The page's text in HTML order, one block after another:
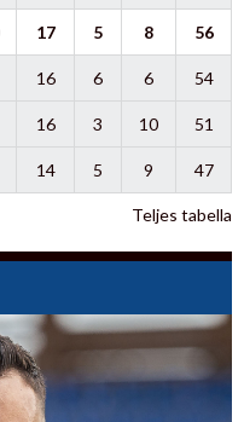
17 5 8 56
16 6 6 54
16 3 10 51
14 5 9 47
Teljes tabella